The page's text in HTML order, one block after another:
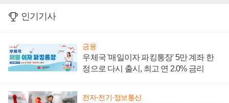
인기기사
금융
우체국 '매일이자 파킹통장' 5만 계좌 한
정으로 다시 출시, 최고 연 2.0% 금리
전자·전기·정보통신